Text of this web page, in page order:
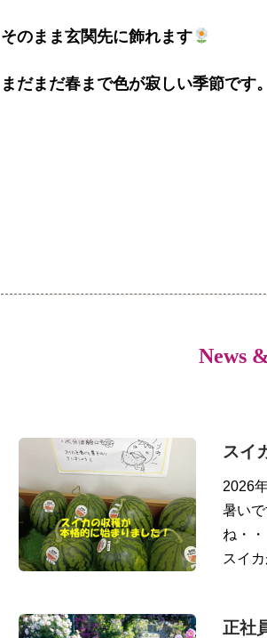
そのまま玄関先に飾れます
まだまだ春まで色が寂しい季節です
News
スイ
2026
暑い
ね・
スイ
正社